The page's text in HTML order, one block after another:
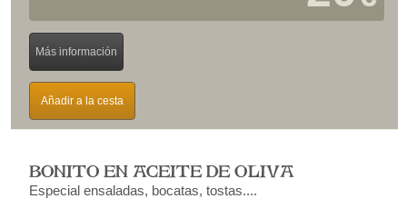
Más información
Añadir a la cesta
BONITO EN ACEITE DE OLIVA
Especial ensaladas, bocatas, tostas....